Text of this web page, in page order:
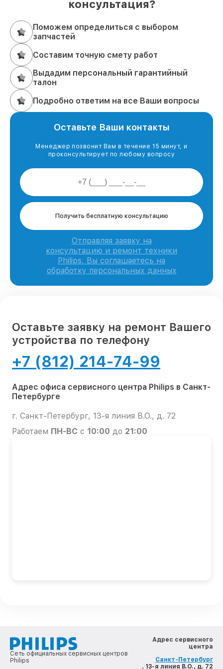
консультация?
Поможем определиться с выбором
запчастей
Составим точную смету работ
Выдадим персональный гарантийный
талон
Подробно ответим на все Ваши вопросы
Оставьте Ваши контакты
Менеджер позвонит Вам в течение 15 минут, и
проконсультирует по любому вопросу
Получить бесплатную консультацию
Отправляя заявку на
консультацию и ремонт техники
Philips, Вы соглашаетесь на
обработку персональных данных
Оставьте заявку на ремонт Вашего
устройства по телефону
+7 (812) 214-74-99
Адрес офиса сервисного центра Philips в Санкт-
Петербурге
г. Санкт-Петербург, 13-я линия В.О., д. 72
Работаем ПН-ВС с 10:00 до 21:00
Сеть официальных сервисных центров
Philips
Адрес сервисного
центра
Санкт-Петербург
, 13-я линия В.О., д. 72